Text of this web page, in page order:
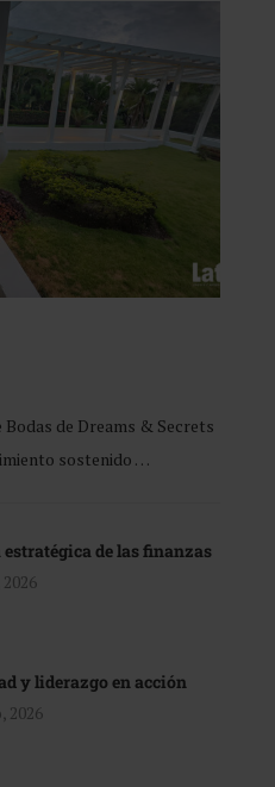
de Dreams & Secrets
sostenido …
de las finanzas
y liderazgo en acción
2026